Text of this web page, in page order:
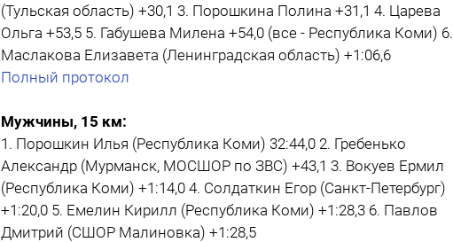
(Тульская область) +30,1 3. Порошкина Полина +31,1 4. Царева
Ольга +53,5 5. Габушева Милена +54,0 (все - Республика Коми) 6.
Маслакова Елизавета (Ленинградская область) +1:06,6
Полный протокол
Мужчины, 15 км:
1. Порошкин Илья (Республика Коми) 32:44,0 2. Гребенько
Александр (Мурманск, МОСШОР по ЗВС) +43,1 3. Вокуев Ермил
(Республика Коми) +1:14,0 4. Солдаткин Егор (Санкт-Петербург)
+1:20,0 5. Емелин Кирилл (Республика Коми) +1:28,3 6. Павлов
Дмитрий (СШОР Малиновка) +1:28,5